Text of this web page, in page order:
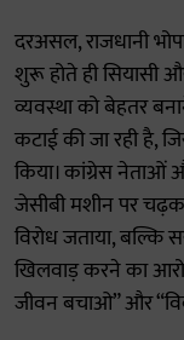
दरअसल, राजधानी
शुरू होते ही सियासी
व्यवस्था को बेहतर
कटाई की जा रही है,
किया। कांग्रेस
जेसीबी मशीन पर
विरोध जताया, बल्कि
खिलवाड़ करने का
जीवन बचाओ” और